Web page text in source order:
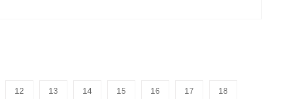
12 13 14 15 16 17 18